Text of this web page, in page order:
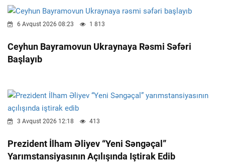
6 Avqust 2026 08:23 1 813
Ceyhun Bayramovun Ukraynaya Rəsmi Səfəri
Başlayıb
3 Avqust 2026 12:18 413
Prezident İlham Əliyev “Yeni Səngəçal”
Yarımstansiyasının Açılışında Iştirak Edib